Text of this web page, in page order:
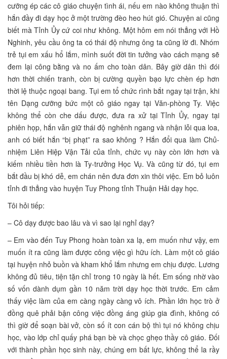
cưỡng ép các cô giáo chuyện tình ái, nếu em nào không thuận thì
hắn đầy đi dạy học ở một trường đèo heo hút gió. Chuyện ai cũng
biết mà Tỉnh Ủy cứ coi như không. Một hôm em nói thẳng với Hồ
Nghinh, yêu cầu ông ta có thái độ nhưng ông ta cũng lờ đi. Nhóm
trẻ tụi em xấu hổ lắm, mình suốt đời tin tưởng vào cách mạng sẽ
đem lại công bằng và no ấm cho toàn dân. Bây giờ dân thì đói
hơn thời chiến tranh, còn bị cường quyền bạo lực chèn ép hơn
thời lệ thuộc ngoại bang. Tụi em tổ chức rình bắt ngay tại trận, khi
tên Dạng cưỡng bức một cô giáo ngay tại Văn-phòng Ty. Việc
không thể còn che dấu được, đưa ra xử tại Tỉnh Ủy, ngay tại
phiên họp, hắn vẫn giữ thái độ nghênh ngang và nhận lỗi qua loa,
anh có biết hắn “bị phạt” ra sao không ? Hắn đổi qua làm Chủ-
nhiệm Liên Hiệp Vận Tải của tỉnh, chức vụ này còn lớn hơn và
kiếm nhiều tiền hơn là Ty-trưởng Học Vụ. Và cũng từ đó, tụi em
bắt đầu bị khó dễ, em chán nên đưa đơn xin thôi việc. Em bỏ luôn
tỉnh đi thẳng vào huyện Tuy Phong tỉnh Thuận Hải dạy học.
Tôi hỏi tiếp:
– Cô dạy được bao lâu và vì sao lại nghỉ dạy?
– Em vào đến Tuy Phong hoàn toàn xa lạ, em muốn như vậy, em
muốn ít ra cũng làm được công việc gì hữu ích. Làm một cô giáo
tại huyện nhỏ buồn và kham khổ lắm nhưng em chịu được. Lương
không đủ tiêu, tiện tặn chỉ trong 10 ngày là hết. Em sống nhờ vào
số vốn dành dụm gần 10 năm trời dạy học thời trước. Em cảm
thấy việc làm của em càng ngày càng vô ích. Phần lớn học trò ở
đồng quê phải bận công việc đồng áng giúp gia đình, không có
thì giờ để soạn bài vở, còn số ít con cán bộ thì tụi nó không chịu
học, vào lớp chỉ quấy phá bạn bè và chọc ghẹo thầy cô giáo. Đối
với thành phần học sinh này, chúng em bất lực, không thể la rầy